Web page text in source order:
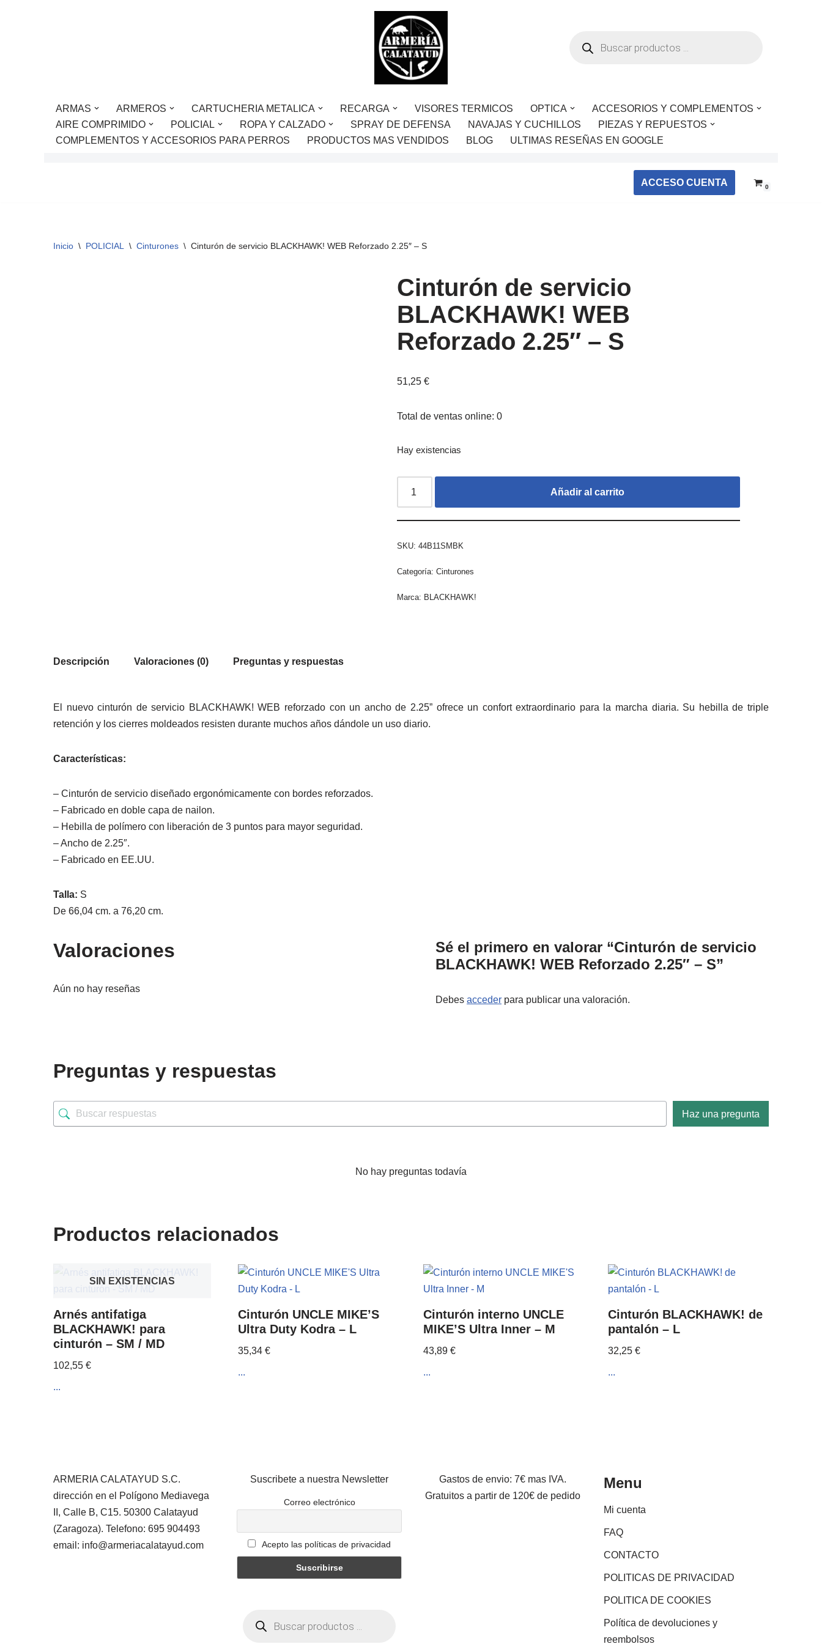
ARMAS ARMEROS CARTUCHERIA METALICA RECARGA VISORES TERMICOS OPTICA
ACCESORIOS Y COMPLEMENTOS
AIRE COMPRIMIDO
POLICIAL ROPA Y CALZADO SPRAY DE DEFENSA NAVAJAS Y CUCHILLOS
PIEZAS Y REPUESTOS
COMPLEMENTOS Y ACCESORIOS PARA PERROS
PRODUCTOS MAS VENDIDOS BLOG ULTIMAS RESEÑAS EN GOOGLE
ACCESO CUENTA 0
Inicio \ POLICIAL \ Cinturones \ Cinturón de servicio BLACKHAWK! WEB Reforzado 2.25″ – S
Cinturón de servicio
BLACKHAWK! WEB
Reforzado 2.25″ – S
51,25 €
Total de ventas online: 0
Hay existencias
Añadir al carrito
SKU: 44B11SMBK
Categoría: Cinturones
Marca: BLACKHAWK!
Descripción Valoraciones (0) Preguntas y respuestas
El nuevo cinturón de servicio BLACKHAWK! WEB reforzado con un ancho de 2.25” ofrece un confort extraordinario para la marcha diaria. Su hebilla de triple
retención y los cierres moldeados resisten durante muchos años dándole un uso diario.
Características:
– Cinturón de servicio diseñado ergonómicamente con bordes reforzados.
– Fabricado en doble capa de nailon.
– Hebilla de polímero con liberación de 3 puntos para mayor seguridad.
– Ancho de 2.25″.
– Fabricado en EE.UU.
Talla: S
De 66,04 cm. a 76,20 cm.
Valoraciones
Aún no hay reseñas
Sé el primero en valorar “Cinturón de servicio
BLACKHAWK! WEB Reforzado 2.25″ – S”
Debes acceder para publicar una valoración.
Preguntas y respuestas
Haz una pregunta
No hay preguntas todavía
Productos relacionados
SIN EXISTENCIAS
Arnés antifatiga
BLACKHAWK! para
cinturón – SM / MD
102,55 €
...
Cinturón UNCLE MIKE’S
Ultra Duty Kodra – L
35,34€
...
Cinturón interno UNCLE
MIKE’S Ultra Inner – M
43,89 €
...
Cinturón BLACKHAWK! de
pantalón – L
32,25€
...
ARMERIA CALATAYUD S.C.
dirección en el Polígono Mediavega
II, Calle B, C15. 50300 Calatayud
(Zaragoza). Telefono: 695 904493
email: info@armeriacalatayud.com
Suscribete a nuestra Newsletter
Correo electrónico
Acepto las políticas de privacidad
Gastos de envio: 7€ mas IVA.
Gratuitos a partir de 120€ de pedido
Menu
Mi cuenta
FAQ
CONTACTO
POLITICAS DE PRIVACIDAD
POLITICA DE COOKIES
Política de devoluciones y
reembolsos